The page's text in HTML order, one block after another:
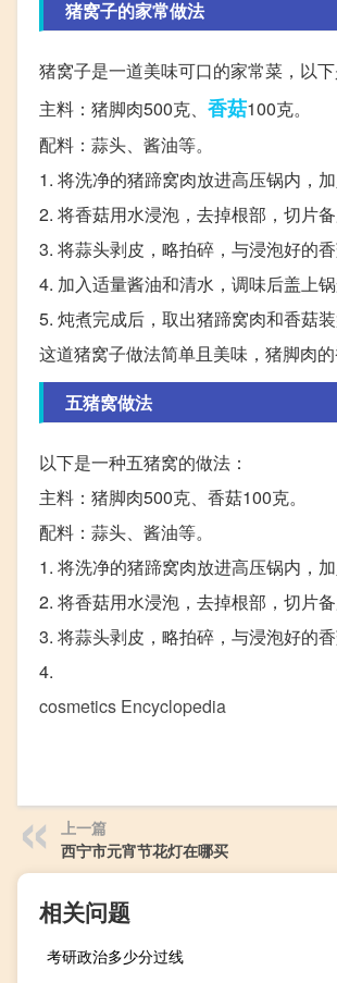
猪窝子的家常做法
猪窝子是一道美味可口的家常菜，以
主料：猪脚肉500克、 香菇100克。
配料：蒜头、酱油等。
1. 将洗净的猪蹄窝肉放进高压锅内，
2. 将香菇用水浸泡，去掉根部，切片备
3. 将蒜头剥皮，略拍碎，与浸泡好的香
4. 加入适量酱油和清水，调味后盖上
5. 炖煮完成后，取出猪蹄窝肉和香菇
这道猪窝子做法简单且美味，猪脚肉
五猪窝做法
以下是一种五猪窝的做法：
主料：猪脚肉500克、香菇100克。
配料：蒜头、酱油等。
1. 将洗净的猪蹄窝肉放进高压锅内，
2. 将香菇用水浸泡，去掉根部，切片备
3. 将蒜头剥皮，略拍碎，与浸泡好的香
4.
cosmetics Encyclopedia
上一篇
西宁市元宵节花灯在哪买
相关问题
考研政治多少分过线